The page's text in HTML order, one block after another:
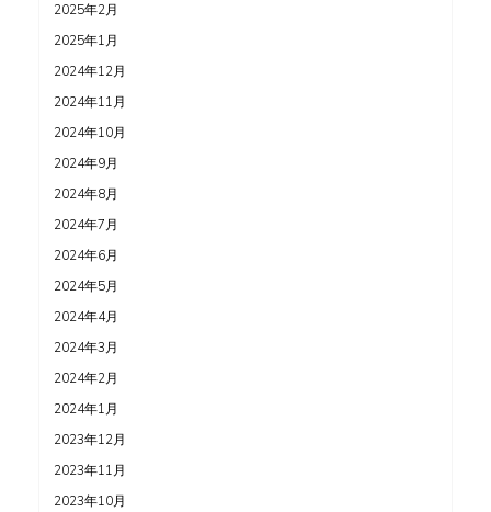
2025年2月
2025年1月
2024年12月
2024年11月
2024年10月
2024年9月
2024年8月
2024年7月
2024年6月
2024年5月
2024年4月
2024年3月
2024年2月
2024年1月
2023年12月
2023年11月
2023年10月